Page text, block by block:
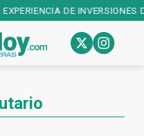
DE INVERSIONES